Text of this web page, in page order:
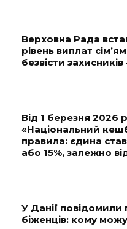
Верховна Рада
рівень виплат
безвісти
Від 1 березня 2026
«Національний
правила: єдина
або 15%, залежно
У Данії повідомили
біженців: кому